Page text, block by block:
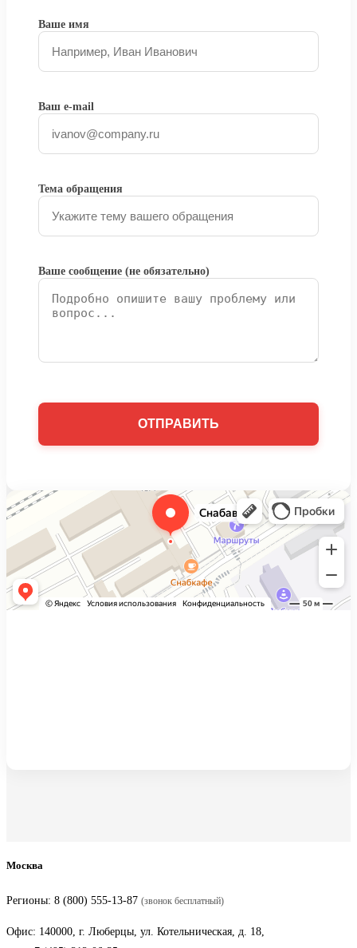
Ваше имя
Ваш e-mail
Тема обращения
Ваше сообщение (не обязательно)
Москва
Регионы: 8 (800) 555-13-87 (звонок бесплатный)
Офис: 140000, г. Люберцы, ул. Котельническая, д. 18,